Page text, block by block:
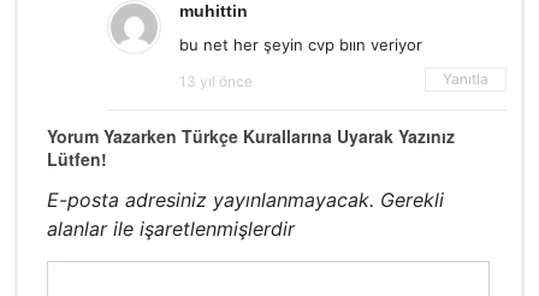
muhittin
bu net her şeyin cvp bıın veriyor
13 yıl önce Yanıtla
Yorum Yazarken Türkçe Kurallarına Uyarak Yazınız
Lütfen!
E-posta adresiniz yayınlanmayacak. Gerekli
alanlar ile işaretlenmişlerdir